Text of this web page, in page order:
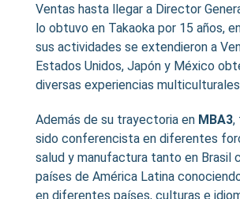
Ventas hasta llegar a Director
lo obtuvo en Takaoka por 15 años,
sus actividades se extendieron a
Estados Unidos, Japón y México
diversas experiencias
Además de su trayectoria en MBA3,
sido conferencista en diferentes
salud y manufactura tanto en Brasil
países de América Latina
en diferentes países, culturas e